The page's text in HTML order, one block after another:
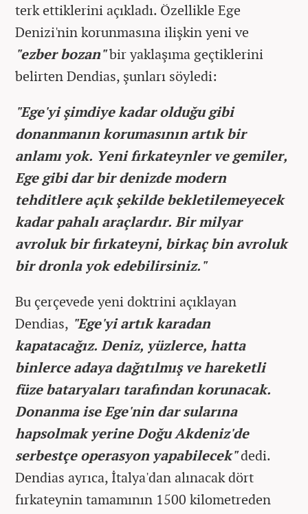
terk ettiklerini açıkladı. Özellikle Ege
Denizi'nin korunmasına ilişkin yeni ve
"ezber bozan"bir yaklaşıma geçtiklerini
belirten Dendias, şunları söyledi:
"Ege'yi şimdiye kadar olduğu gibi
donanmanın korumasının artık bir
anlamı yok. Yeni fırkateynler ve gemiler,
Ege gibi dar bir denizde modern
tehditlere açık şekilde bekletilemeyecek
kadar pahalı araçlardır. Bir milyar
avroluk bir fırkateyni, birkaç bin avroluk
bir dronla yok edebilirsiniz."
Bu çerçevede yeni doktrini açıklayan
Dendias, "Ege'yi artık karadan
kapatacağız. Deniz, yüzlerce, hatta
binlerce adaya dağıtılmış ve hareketli
füze bataryaları tarafından korunacak.
Donanma ise Ege'nin dar sularına
hapsolmak yerine Doğu Akdeniz'de
serbestçe operasyon yapabilecek"dedi.
Dendias ayrıca, İtalya'dan alınacak dört
fırkateynin tamamının 1500 kilometreden